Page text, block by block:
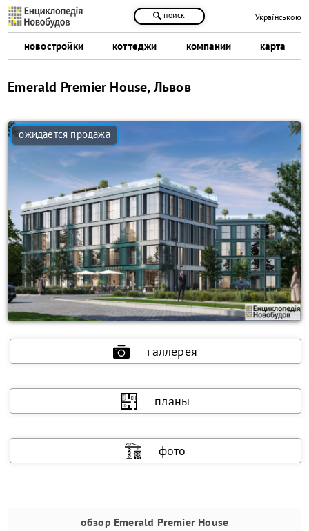
новостройки коттеджи компании карта
поиск Українською
Emerald Premier House, Львов
галлерея
планы
фото
обзор Emerald Premier House